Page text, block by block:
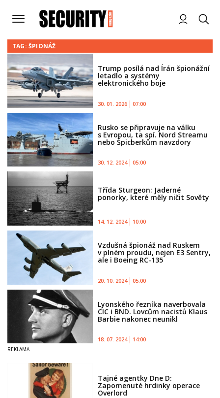
TAG: ŠPIONÁŽ
Trump posílá nad Írán špionážní
letadlo a systémy
elektronického boje
30. 01. 2026 07:00
Rusko se připravuje na válku
s Evropou, ta spí. Nord Streamu
nebo Špicberkům navzdory
30. 12. 2024 05:00
Třída Sturgeon: Jaderné
ponorky, které měly ničit Sověty
14. 12. 2024 10:00
Vzdušná špionáž nad Ruskem
v plném proudu, nejen E3 Sentry,
ale i Boeing RC-135
20. 10. 2024 05:00
Lyonského řezníka naverbovala
CIC i BND. Lovcům nacistů Klaus
Barbie nakonec neunikl
18. 07. 2024 14:00
Tajné agentky Dne D:
Zapomenuté hrdinky operace
Overlord